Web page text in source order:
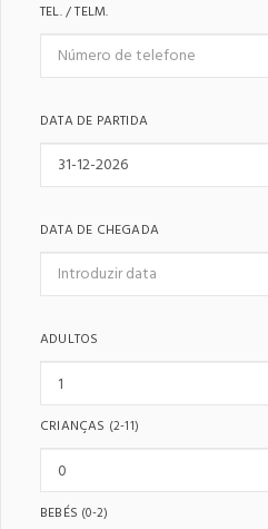
TEL. / TELM.
DATA DE PARTIDA
DATA DE CHEGADA
ADULTOS
CRIANÇAS (2-11)
BEBÉS (0-2)